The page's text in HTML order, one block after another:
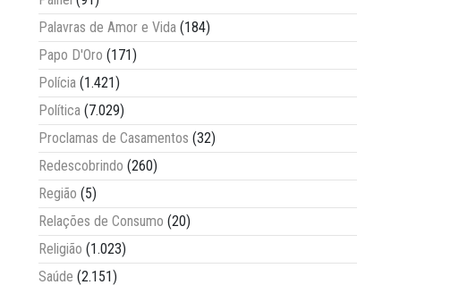
Palavras de Amor e Vida (184)
Papo D'Oro (171)
Polícia (1.421)
Política (7.029)
Proclamas de Casamentos (32)
Redescobrindo (260)
Região (5)
Relações de Consumo (20)
Religião (1.023)
Saúde (2.151)